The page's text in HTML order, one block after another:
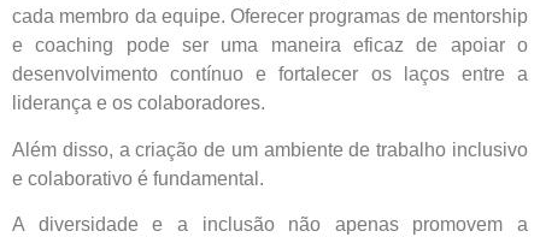
cada membro da equipe. Oferecer programas de mentorship
e coaching pode ser uma maneira eficaz de apoiar o
desenvolvimento contínuo e fortalecer os laços entre a
liderança e os colaboradores.
Além disso, a criação de um ambiente de trabalho inclusivo
e colaborativo é fundamental.
A diversidade e a inclusão não apenas promovem a